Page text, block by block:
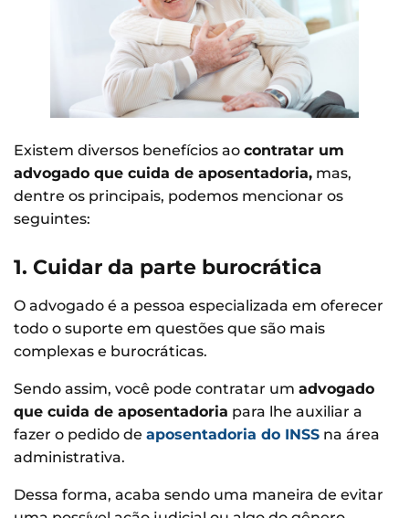
Existem diversos benefícios ao contratar um
advogado que cuida de aposentadoria, mas,
dentre os principais, podemos mencionar os
seguintes:
1. Cuidar da parte burocrática
O advogado é a pessoa especializada em oferecer
todo o suporte em questões que são mais
complexas e burocráticas.
Sendo assim, você pode contratar um advogado
que cuida de aposentadoria para lhe auxiliar a
fazer o pedido de aposentadoria do INSS na área
administrativa.
Dessa forma, acaba sendo uma maneira de evitar